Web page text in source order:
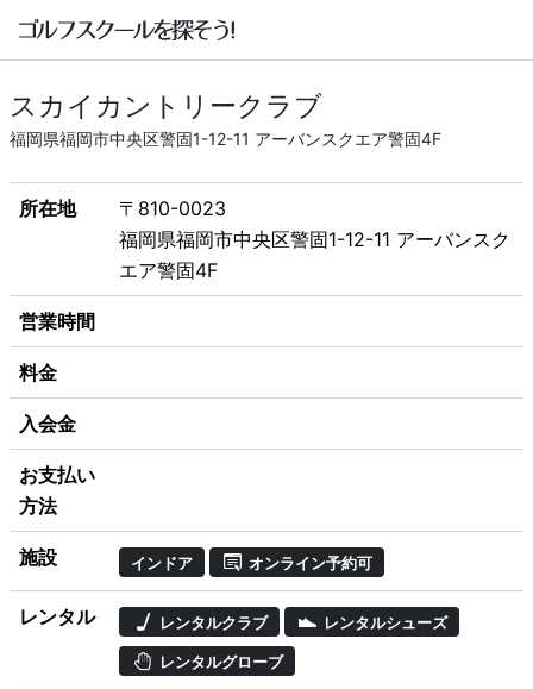
スカイカントリークラブ
福岡県福岡市中央区警固1-12-11 アーバンスクエア警固4F
所在地
〒810-0023
福岡県福岡市中央区警固1-12-11 アーバンスク
エア警固4F
営業時間
料金
入会金
お支払い
方法
施設 インドア オンライン予約可
レンタル レンタルクラブ レンタルシューズ
レンタルグローブ